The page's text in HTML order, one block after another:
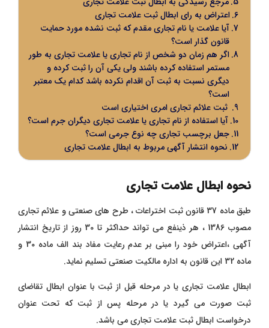
اعتراض به رای ابطال ثبت علامت تجاری
آیا علامت یا نام تجاری مقدم که ثبت نشده مورد حمایت
قانون گذار است؟
اگر هم زمان دو شخص از نام تجاری یا علامت تجاری به طور
مستمر استفاده کرده باشند ولی یکی آن را ثبت کرده و
دیگری نسبت به ثبت آن اقدام نکرده باشد کدام یک معتبر
است؟
ثبت علائم تجاری امری اختیاری است
آیا استفاده از نام تجاری یا علامت تجاری دیگران جرم است؟
جعل برچسب تجاری چه نوع جرمی است؟
نحوه انتشار آگهی مربوط به ابطال علامت تجاری
نحوه ابطال علامت تجاری
طبق ماده 37 قانون ثبت اختراعات ، طرح های صنعتی و علائم تجاری
مصوب 1386 ، هر ذینفع می تواند حداکثر تا 30 روز از تاریخ انتشار
آگهی ،اعتراض خود را مبنی بر عدم رعایت مفاد بند الف ماده 30 و
ماده 32 این قانون به اداره مالکیت صنعتی تسلیم نماید.
ابطال علامت تجاری یا در مرحله قبل از ثبت با عنوان ابطال تقاضای
ثبت صورت می گیرد یا در مرحله پس از ثبت که تحت عنوان
درخواست ابطال ثبت علامت تجاری می باشد.